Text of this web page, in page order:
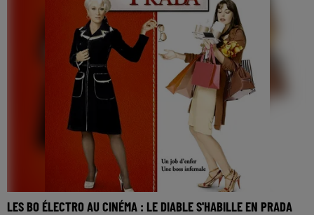
LES BO ÉLECTRO AU CINÉMA : LE DIABLE S'HABILLE EN PRADA